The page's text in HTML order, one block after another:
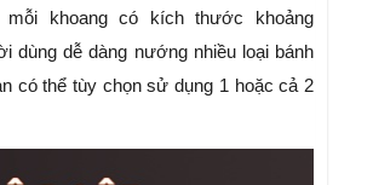
khoang có kích thước khoảng
dùng dễ dàng nướng nhiều loại bánh
có thể tùy chọn sử dụng 1 hoặc cả 2